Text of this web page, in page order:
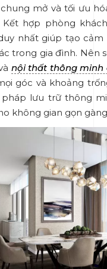
mở và tối ưu
Kết hợp phòng
nhất giúp tạo cảm
trong gia đình. Nên
nội thất thông minh
góc và khoảng
pháp lưu trữ thông
không gian gọn